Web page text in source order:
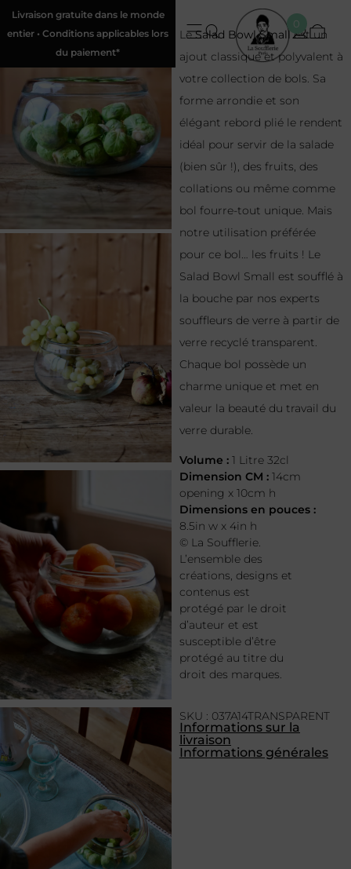
Livraison gratuite dans le monde
entier • Conditions applicables lors
du paiement*
0
LeSalad Bowl Smallest un
ajout classique et polyvalent à
votre collection de bols. Sa
forme arrondie et son
élégant rebord plié le rendent
idéal pour servir de la salade
(bien sûr !), des fruits, des
collations ou même comme
bol fourre-tout unique. Mais
notre utilisation préférée
pour ce bol… les fruits ! Le
Salad Bowl Small est soufflé à
la bouche par nos experts
souffleurs de verre à partir de
verre recyclé transparent.
Chaque bol possède un
charme unique et met en
valeur la beauté du travail du
verre durable.
Volume : 1 Litre 32cl
Dimension CM : 14cm
opening x 10cm h
Dimensions en pouces :
8.5in w x 4in h
© La Soufflerie.
L’ensemble des
créations, designs et
contenus est
protégé par le droit
d’auteur et est
susceptible d’être
protégé au titre du
droit des marques.
SKU : 037A14TRANSPARENT
Informations sur la
livraison
Informations générales